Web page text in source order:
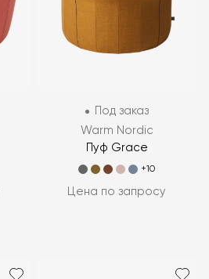
Под заказ
Warm Nordic
Пуф Grace
+10
Цена по запросу